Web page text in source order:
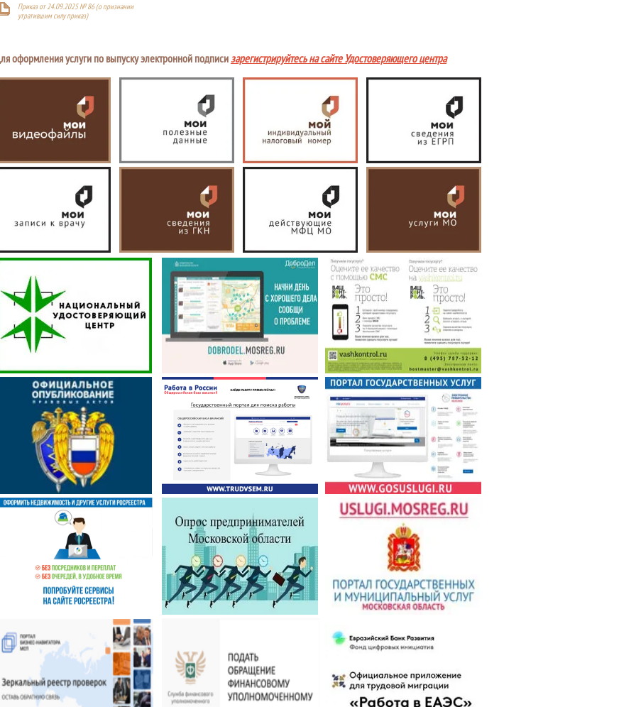
Приказ от 24.09.2025 № 86 (о признании
утратившим силу приказ)
оформления услуги по выпуску электронной подписизарегистрируйтесь на сайте Удостоверяющего центра